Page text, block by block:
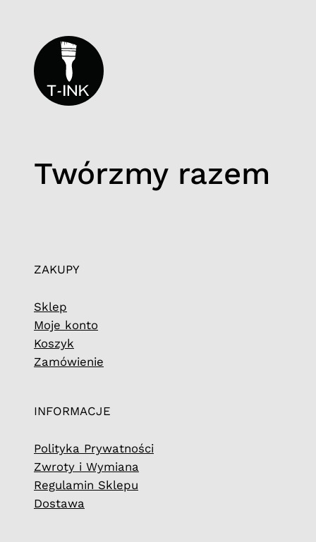
Twórzmy razem
ZAKUPY
Sklep
Moje konto
Koszyk
Zamówienie
INFORMACJE
Polityka Prywatności
Zwroty i Wymiana
Regulamin Sklepu
Dostawa